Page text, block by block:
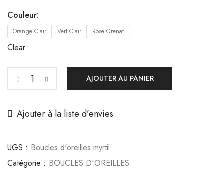
Couleur:
Orange Clair Vert Clair Rose Grenat
Clear
AJOUTER AU PANIER
Ajouter à la liste d’envies
UGS : Boucles d'oreilles myrtil
Catégorie : BOUCLES D'OREILLES